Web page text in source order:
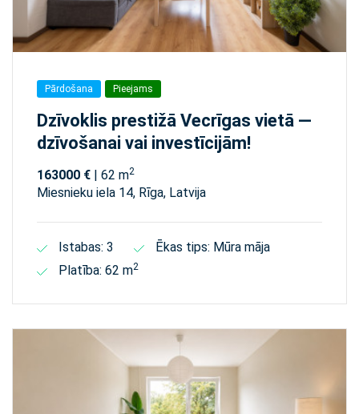
Pārdošana Pieejams
Dzīvoklis prestižā Vecrīgas vietā —
dzīvošanai vai investīcijām!
163000 € | 62 m2
Miesnieku iela 14, Rīga, Latvija
Istabas: 3
Ēkas tips: Mūra māja
Platība: 62 m2